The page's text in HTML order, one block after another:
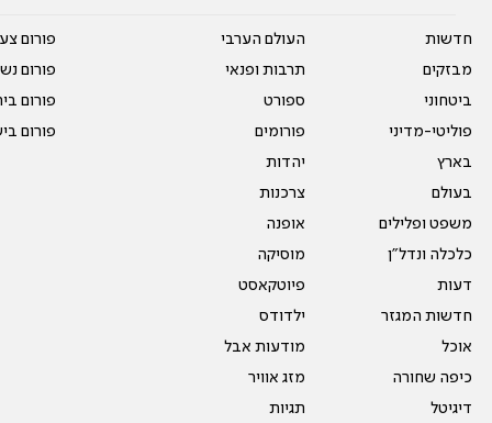
חדשות
מבזקים
ביטחוני
פוליטי-מדיני
בארץ
בעולם
משפט ופלילים
כלכלה ונדל"ן
דעות
חדשות המגזר
אוכל
כיפה שחורה
דיגיטל
העולם הערבי
תרבות ופנאי
ספורט
פורומים
יהדות
צרכנות
אופנה
מוסיקה
פיוטקאסט
ילדודס
מודעות אבל
מזג אוויר
תגיות
פורום
פורום
פורום
פורום